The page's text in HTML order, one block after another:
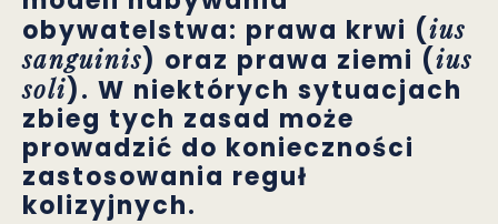
obywatelstwa: prawa krwi (ius
sanguinis) oraz prawa ziemi (ius
soli). W niektórych sytuacjach
zbieg tych zasad może
prowadzić do konieczności
zastosowania reguł
kolizyjnych.